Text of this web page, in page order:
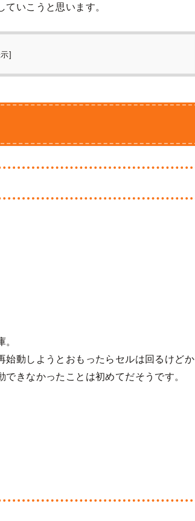
いこうと思います。
動しようとおもったらセルは回るけどか
きなかったことは初めてだそうです。